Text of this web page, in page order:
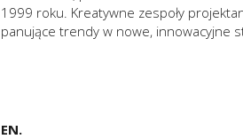
1999 roku. Kreatywne zespoły
panujące trendy w nowe, innowacyjne
EN.